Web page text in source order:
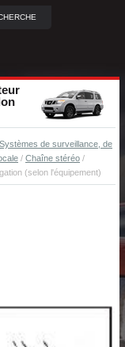
Systèmes de surveillance, de
/ Chaîne stéréo /
(selon l'équipement)